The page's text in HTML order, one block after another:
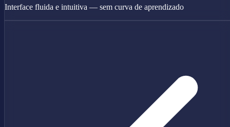
Interface fluida e intuitiva — sem curva de aprendizado